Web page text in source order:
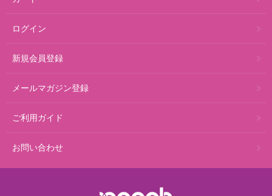
ログイン
新規会員登録
メールマガジン登録
ご利用ガイド
お問い合わせ